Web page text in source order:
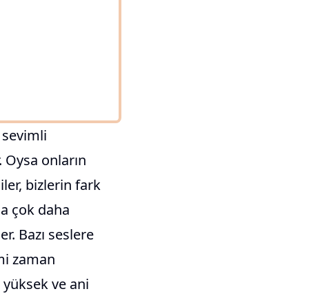
onların
bizlerin fark
çok daha
Bazı seslere
zaman
ve ani